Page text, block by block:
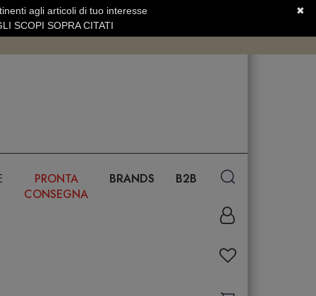
SERVIZIO CLIENTI +39.0773.470.562
PRONTA
CONSEGNA
BRANDS B2B
✖
agli articoli di tuo interesse
SCOPI SOPRA CITATI